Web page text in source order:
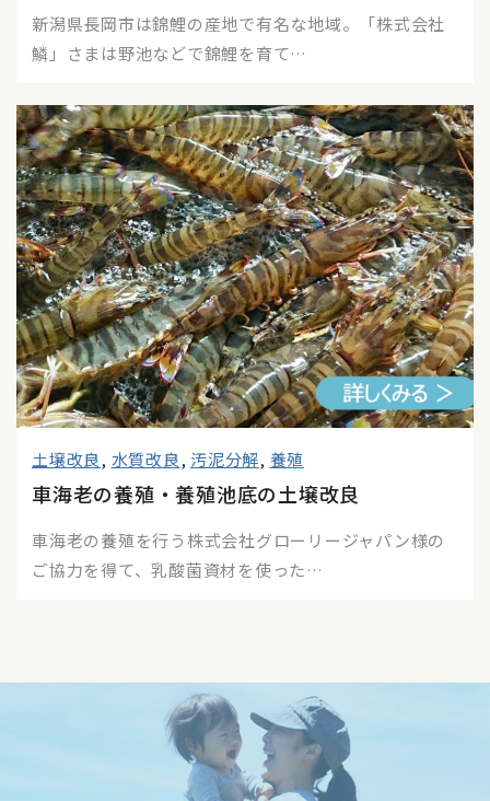
新潟県長岡市は錦鯉の産地で有名な地域。「株式会社
鱗」さまは野池などで錦鯉を育て…
土壌改良, 水質改良, 汚泥分解, 養殖
車海老の養殖・養殖池底の土壌改良
車海老の養殖を行う株式会社グローリージャパン様の
ご協力を得て、乳酸菌資材を使った…